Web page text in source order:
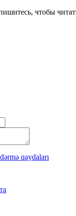
чтобы
qaydaları